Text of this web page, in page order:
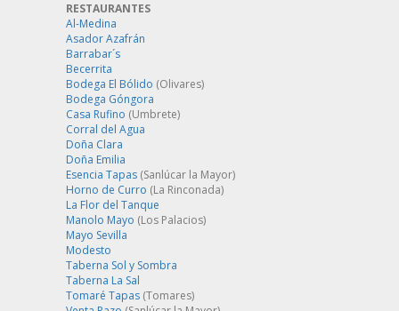
RESTAURANTES
Al-Medina
Asador Azafrán
Barrabar´s
Becerrita
Bodega El Bólido (Olivares)
Bodega Góngora
Casa Rufino (Umbrete)
Corral del Agua
Doña Clara
Doña Emilia
Esencia Tapas (Sanlúcar la Mayor)
Horno de Curro (La Rinconada)
La Flor del Tanque
Manolo Mayo (Los Palacios)
Mayo Sevilla
Modesto
Taberna Sol y Sombra
Taberna La Sal
Tomaré Tapas (Tomares)